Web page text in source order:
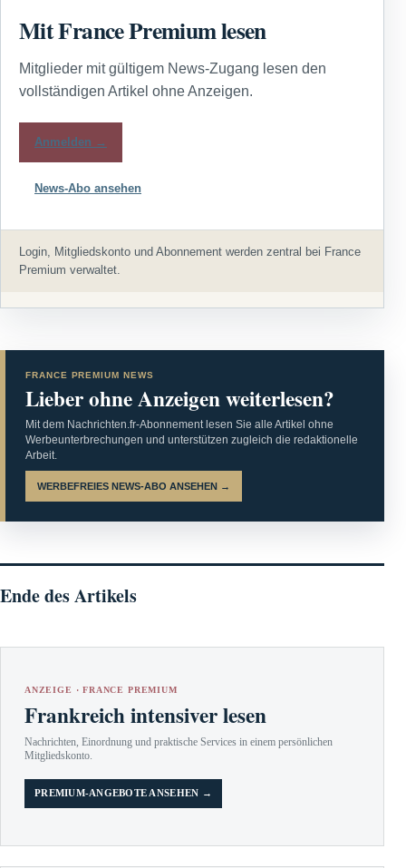
Mit France Premium lesen
Mitglieder mit gültigem News-Zugang lesen den
vollständigen Artikel ohne Anzeigen.
Anmelden →
News-Abo ansehen
Login, Mitgliedskonto und Abonnement werden zentral bei France
Premium verwaltet.
FRANCE PREMIUM NEWS
Lieber ohne Anzeigen weiterlesen?
Mit dem Nachrichten.fr-Abonnement lesen Sie alle Artikel ohne
Werbeunterbrechungen und unterstützen zugleich die redaktionelle
Arbeit.
WERBEFREIES NEWS-ABO ANSEHEN →
Ende des Artikels
ANZEIGE · FRANCE PREMIUM
Frankreich intensiver lesen
Nachrichten, Einordnung und praktische Services in einem persönlichen
Mitgliedskonto.
PREMIUM-ANGEBOTE ANSEHEN →